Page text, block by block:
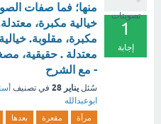
تصويتات
1
إجابة
منها؛ فما صفات
خيالية مكبرة،
مكبرة، مقلوبة.
معتدلة . حقيقية،
- مع الشرح
سُئل يناير 28 في تصنيف
ابوعبدالله
مرآة مقعرة بعدها